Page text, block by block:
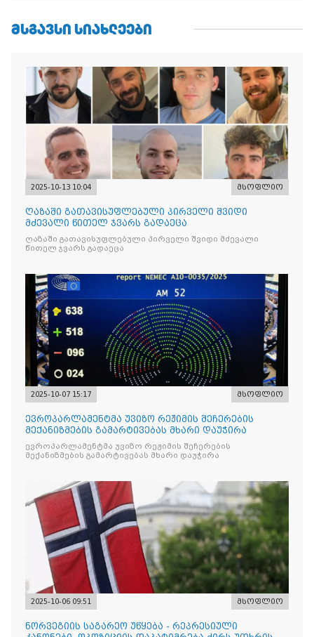
ᲛᲡᲒᲐᲕᲡᲘ ᲡᲘᲐᲮᲚᲔᲔᲑᲘ
2025-10-13 10:04 მსოფლიო
ღაზაში გათავისუფლებული პირველი შვიდი
მძევალი წითელ ჯვარს გადაეცა
ღაზაში გათავისუფლებული პირველი შვიდი მძევალი
წითელ ჯვარს გადაეცა
2025-10-07 15:17 მსოფლიო
ევროპარლამენტმა უვიზო რეჟიმის შეჩერების
მექანიზმების გამარტივებას მხარი დაუჭირა
ევროპარლამენტმა უვიზო რეჟიმის შეჩერების
მექანიზმების გამარტივებას მხარი დაუჭირა
2025-10-06 09:51 მსოფლიო
ნორვეგიის საგარეო უწყება - რეპრესიული